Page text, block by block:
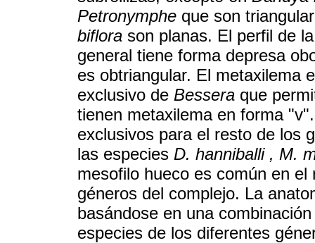
Petronymphe que son
biflora son planas. El perfil de
general tiene forma depresa
es obtriangular. El metaxilema
exclusivo de Bessera que
tienen metaxilema en forma
exclusivos para el resto de los
las especies D. hanniballi , M.
mesofilo hueco es común en
géneros del complejo. La
basándose en una
especies de los diferentes